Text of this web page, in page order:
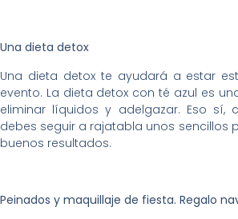
Una dieta detox
Una dieta detox te ayudará a estar
evento. La dieta detox con té azul es
eliminar líquidos y adelgazar. Eso sí,
debes seguir a rajatabla unos sencillos
buenos resultados.
Peinados y maquillaje de fiesta. Regalo